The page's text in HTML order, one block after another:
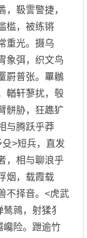
，靸霅警捷，
槛，被练锵
重光。摄乌
象弭，织文鸟
罻普张。罼鶒
輶轩蓼扰，彀
骿胁，狂趭犷
与腾跃乎莽
>短兵，直发
，相与聊浪乎
烟，载霞载
不择音。<虎武
鶁，射猱犭
巉险。跇逾竹